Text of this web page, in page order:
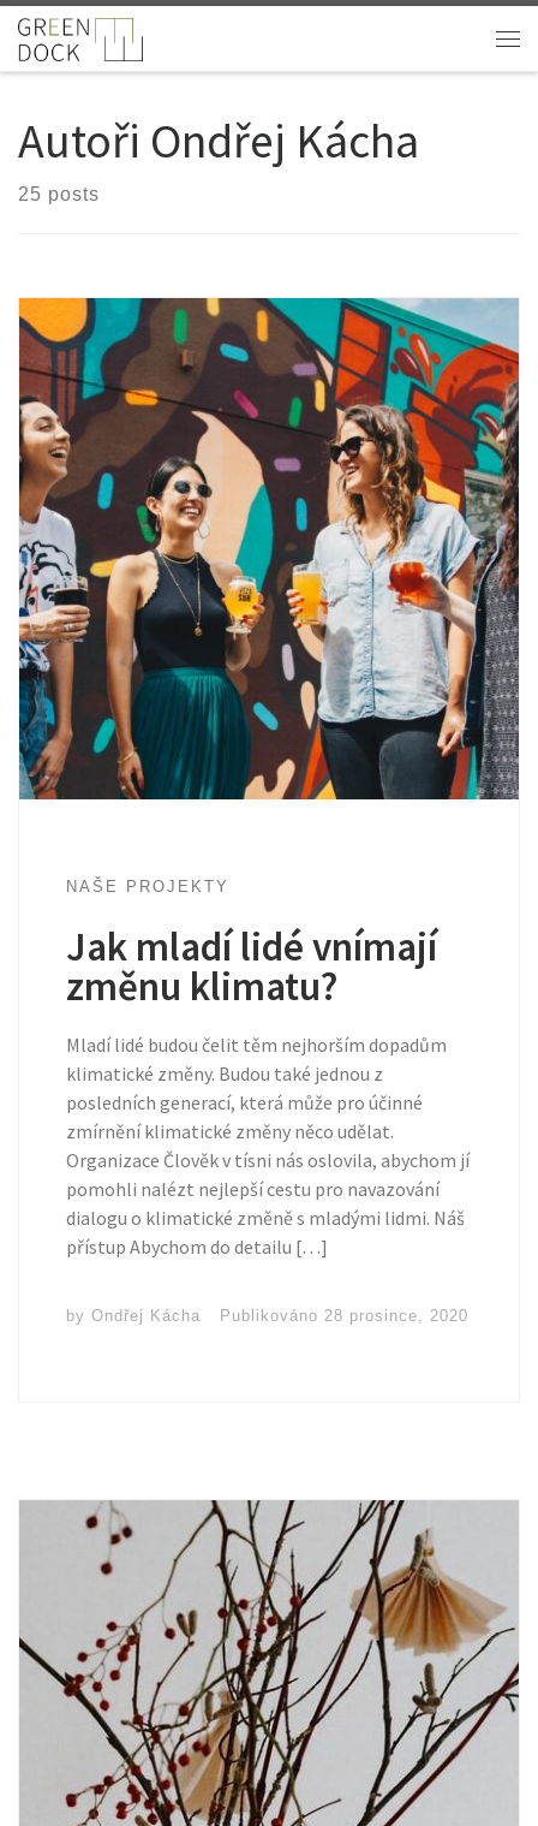
Skip to content
Autoři Ondřej Kácha
25 posts
NAŠE PROJEKTY
Jak mladí lidé vnímají
změnu klimatu?
Mladí lidé budou čelit těm nejhorším dopadům
klimatické změny. Budou také jednou z
posledních generací, která může pro účinné
zmírnění klimatické změny něco udělat.
Organizace Člověk v tísni nás oslovila, abychom jí
pomohli nalézt nejlepší cestu pro navazování
dialogu o klimatické změně s mladými lidmi. Náš
přístup Abychom do detailu […]
by Ondřej Kácha Publikováno 28 prosince, 2020